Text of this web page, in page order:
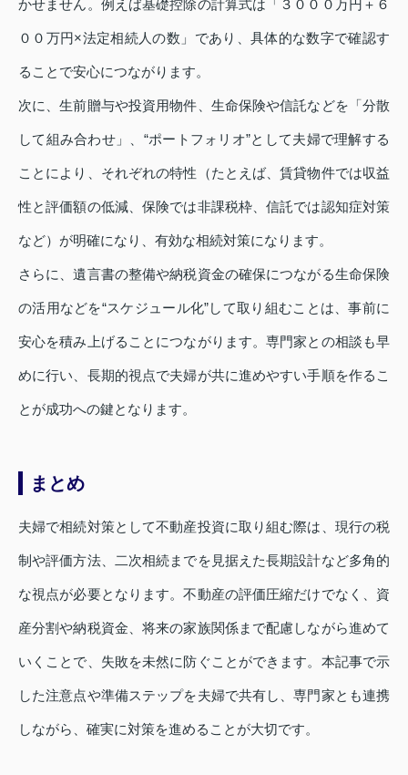
かせません。例えば基礎控除の計算式は「３０００万円＋６
００万円×法定相続人の数」であり、具体的な数字で確認す
ることで安心につながります。
次に、生前贈与や投資用物件、生命保険や信託などを「分散
して組み合わせ」、“ポートフォリオ”として夫婦で理解する
ことにより、それぞれの特性（たとえば、賃貸物件では収益
性と評価額の低減、保険では非課税枠、信託では認知症対策
など）が明確になり、有効な相続対策になります。
さらに、遺言書の整備や納税資金の確保につながる生命保険
の活用などを“スケジュール化”して取り組むことは、事前に
安心を積み上げることにつながります。専門家との相談も早
めに行い、長期的視点で夫婦が共に進めやすい手順を作るこ
とが成功への鍵となります。
まとめ
夫婦で相続対策として不動産投資に取り組む際は、現行の税
制や評価方法、二次相続までを見据えた長期設計など多角的
な視点が必要となります。不動産の評価圧縮だけでなく、資
産分割や納税資金、将来の家族関係まで配慮しながら進めて
いくことで、失敗を未然に防ぐことができます。本記事で示
した注意点や準備ステップを夫婦で共有し、専門家とも連携
しながら、確実に対策を進めることが大切です。